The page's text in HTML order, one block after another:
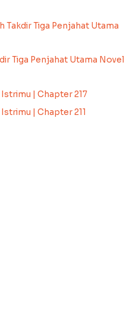
Takdir Tiga Penjahat Utama
Tiga Penjahat Utama Novel
| Chapter 217
| Chapter 211